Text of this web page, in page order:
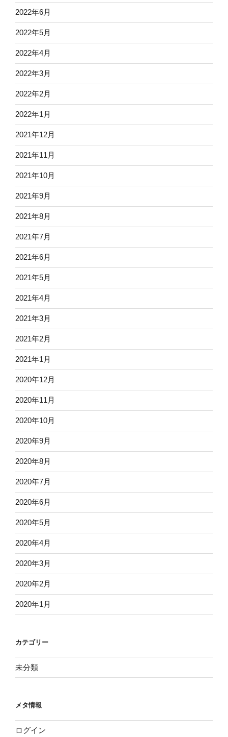
2022年6月
2022年5月
2022年4月
2022年3月
2022年2月
2022年1月
2021年12月
2021年11月
2021年10月
2021年9月
2021年8月
2021年7月
2021年6月
2021年5月
2021年4月
2021年3月
2021年2月
2021年1月
2020年12月
2020年11月
2020年10月
2020年9月
2020年8月
2020年7月
2020年6月
2020年5月
2020年4月
2020年3月
2020年2月
2020年1月
カテゴリー
未分類
メタ情報
ログイン